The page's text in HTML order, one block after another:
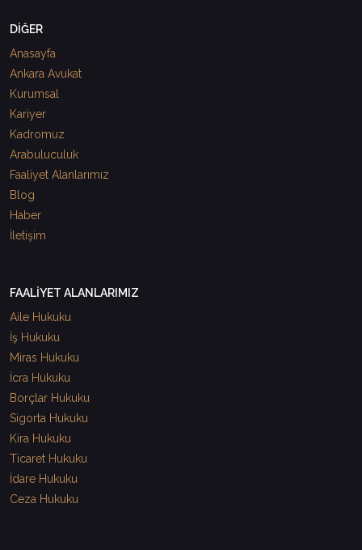
DİĞER
Anasayfa
Ankara Avukat
Kurumsal
Kariyer
Kadromuz
Arabuluculuk
Faaliyet Alanlarımız
Blog
Haber
İletişim
FAALİYET ALANLARIMIZ
Aile Hukuku
İş Hukuku
Miras Hukuku
İcra Hukuku
Borçlar Hukuku
Sigorta Hukuku
Kira Hukuku
Ticaret Hukuku
İdare Hukuku
Ceza Hukuku